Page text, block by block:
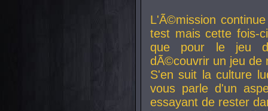
L'Ã©mission
test mais cette fois-
que pour le jeu
dÃ©couvrir un jeu de
S'en suit la culture
vous parle d'un
essayant de rester